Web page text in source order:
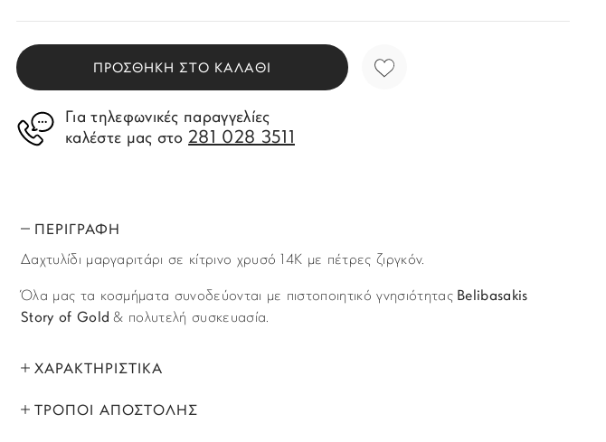
ΠΡΟΣΘΗΚΗ ΣΤΟ ΚΑΛΑΘΙ
Για τηλεφωνικές παραγγελίες
καλέστε μας στο281 028 3511
ΠΕΡΙΓΡΑΦΗ
Δαχτυλίδι μαργαριτάρι σε κίτρινο χρυσό 14Κ με πέτρες ζιργκόν.
Όλα μας τα κοσμήματα συνοδεύονται με πιστοποιητικό γνησιότητας Belibasakis
Story of Gold & πολυτελή συσκευασία.
ΧΑΡΑΚΤΗΡΙΣΤΙΚΑ
ΜΑΡΚΑ:
ΤΡΟΠΟΙ ΑΠΟΣΤΟΛΗΣ